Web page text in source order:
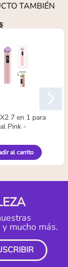
TAMBIÉN
7 en 1 para
Pink -
al carrito
mucho más.